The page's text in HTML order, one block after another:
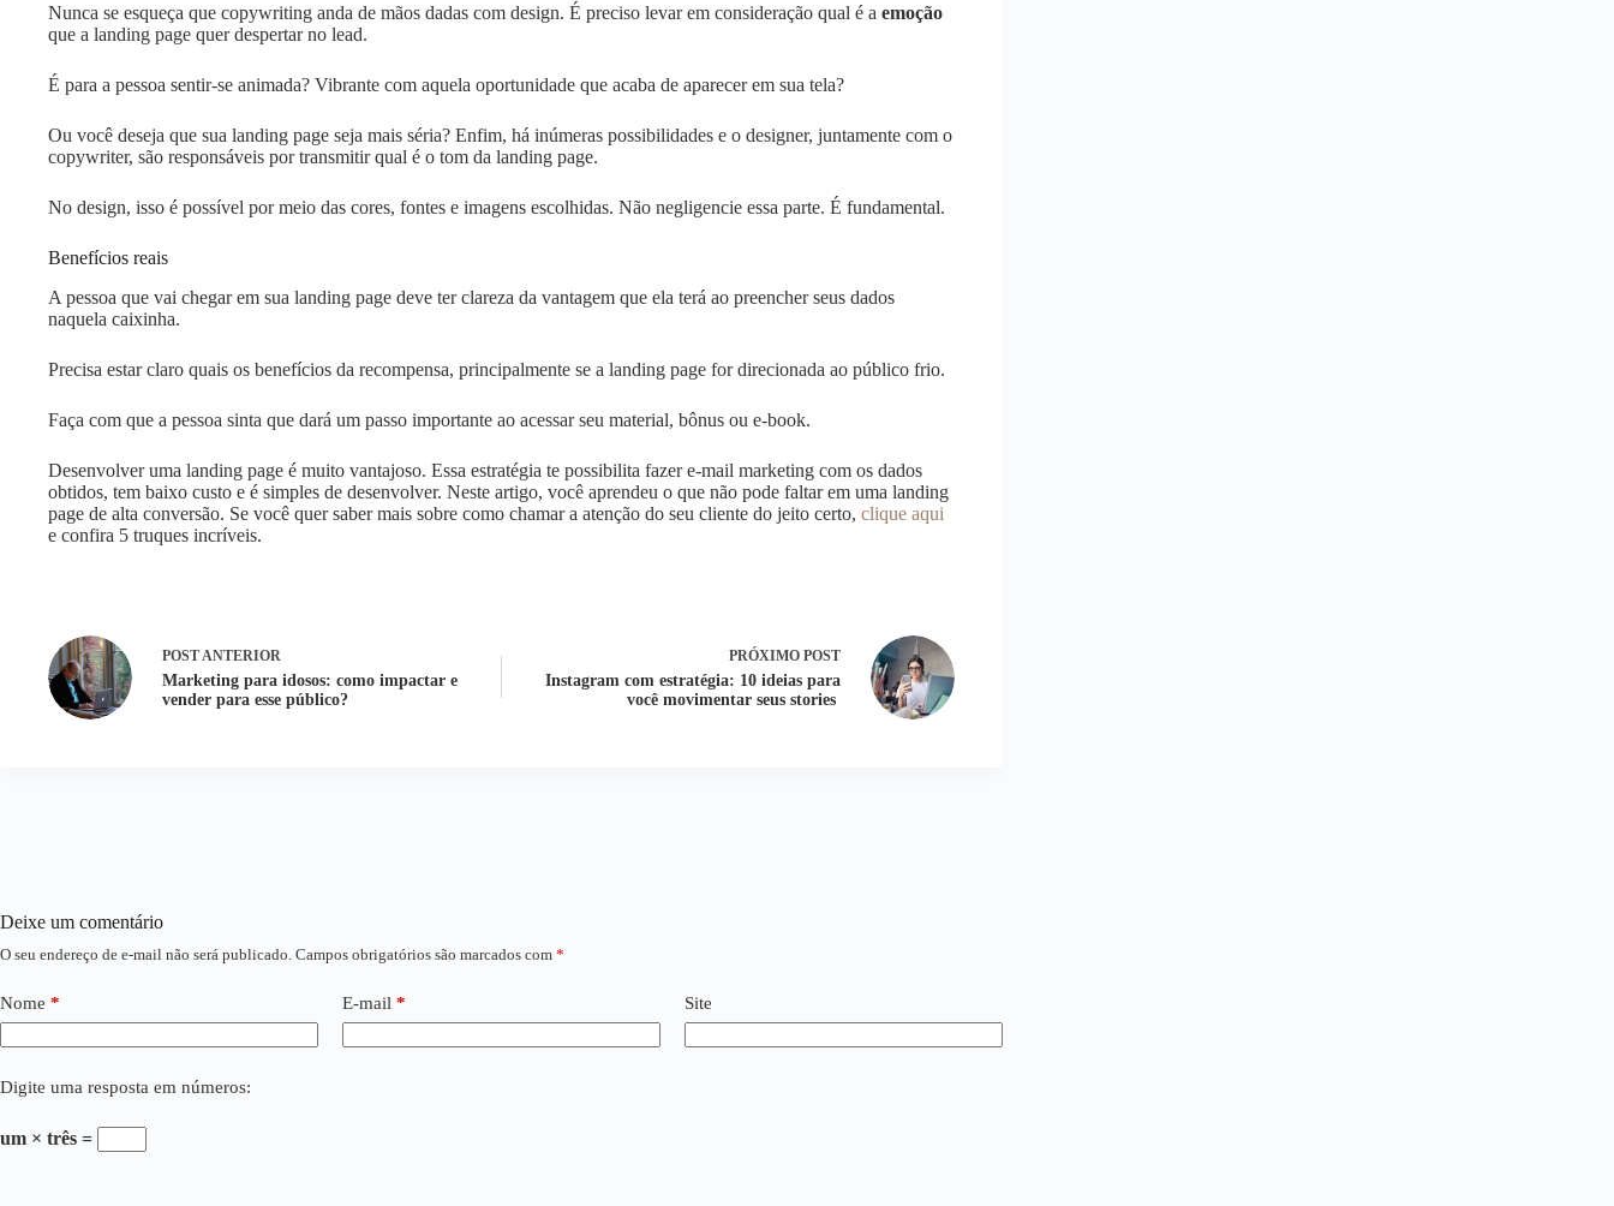
Nunca se esqueça que copywriting anda de mãos dadas com design. É preciso levar em consideração qual é a emoção
que a landing page quer despertar no lead.
É para a pessoa sentir-se animada? Vibrante com aquela oportunidade que acaba de aparecer em sua tela?
Ou você deseja que sua landing page seja mais séria? Enfim, há inúmeras possibilidades e o designer, juntamente com o
copywriter, são responsáveis por transmitir qual é o tom da landing page.
No design, isso é possível por meio das cores, fontes e imagens escolhidas. Não negligencie essa parte. É fundamental.
Benefícios reais
A pessoa que vai chegar em sua landing page deve ter clareza da vantagem que ela terá ao preencher seus dados
naquela caixinha.
Precisa estar claro quais os benefícios da recompensa, principalmente se a landing page for direcionada ao público frio.
Faça com que a pessoa sinta que dará um passo importante ao acessar seu material, bônus ou e-book.
Desenvolver uma landing page é muito vantajoso. Essa estratégia te possibilita fazer e-mail marketing com os dados
obtidos, tem baixo custo e é simples de desenvolver. Neste artigo, você aprendeu o que não pode faltar em uma landing
page de alta conversão. Se você quer saber mais sobre como chamar a atenção do seu cliente do jeito certo, clique aqui
e confira 5 truques incríveis.
POSTANTERIOR
Marketing para idosos: como impactar e
vender para esse público?
PRÓXIMO POST
Instagram com estratégia: 10 ideias para
você movimentar seus stories
Deixe um comentário
O seu endereço de e-mail não será publicado. Campos obrigatórios são marcados com *
Nome * E-mail * Site
Digite uma resposta em números:
um × três =